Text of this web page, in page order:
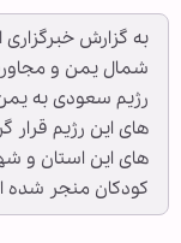
به گزارش خبرگزاری
شمال یمن و
رژیم سعودی به
های این رژیم قرار
های این استان و
کودکان منجر شده